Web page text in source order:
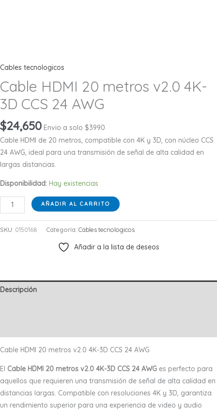
Cables tecnologicos
Cable HDMI 20 metros v2.0 4K-
3D CCS 24 AWG
$24,650 Envio a solo $3990
Cable HDMI de 20 metros, compatible con 4K y 3D, con núcleo CCS
24 AWG, ideal para una transmisión de señal de alta calidad en
largas distancias.
Disponibilidad: Hay existencias
Cable
HDMI
20
CCS
AÑADIR AL CARRITO
SKU: 0150168 Categoría: Cables tecnologicos
Añadir a la lista de deseos
Descripción
Cable HDMI 20 metros v2.0 4K-3D CCS 24 AWG
El Cable HDMI 20 metros v2.0 4K-3D CCS 24 AWG es perfecto para
aquellos que requieren una transmisión de señal de alta calidad en
distancias largas. Compatible con resoluciones 4K y 3D, garantiza
un rendimiento superior para una experiencia de video y audio